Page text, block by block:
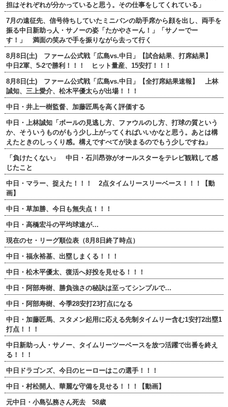
担はそれぞれが分かっていると思う。その仕事をしてくれている」
7月の遠征先、信号待ちしていたミニバンの助手席から顔を出し、両手を
振る中日新助っ人・サノーの姿「たかやさーん！」「サノーでー
す！」 満面の笑みで手を振りながら去って行く
8月8日(土) ファーム公式戦「広島vs.中日」【試合結果、打席結果】
中日2軍、5-2で勝利！！！ ヒット量産、15安打！！！
8月8日(土) ファーム公式戦「広島vs.中日」【全打席結果速報】 上林
誠知、三上愛介、松木平優太らが出場！！！
中日・井上一樹監督、加藤匠馬を高く評価する
中日・上林誠知「ボールの見逃し方、ファウルのし方、打球の質という
か、そういうものがもう少し上がってくればいいかなと思う。あとは構
えたときのしっくり感。構えですべてが決まるのでもう少しですね」
「負けたくない」 中日・石川昂弥がオールスターをテレビ観戦して感
じたこと
中日・マラー、捉えた！！！ 2点タイムリースリーベース！！！【動
画】
中日・草加勝、今日も無失点！！！
中日・高橋宏斗の平均球速が…
現在のセ・リーグ順位表（8月8日終了時点）
中日・福永裕基、出塁しまくる！！！
中日・松木平優太、復活へ好投を見せる！！！
中日・阿部寿樹、勝負強さの秘訣は至ってシンプルで…
中日・阿部寿樹、今季28安打23打点になる
中日・加藤匠馬、スタメン起用に応える先制タイムリー含む1安打2出塁1
打点！！！
中日新助っ人・サノー、タイムリーツーベースを放つ活躍で出番を終え
る！！！
中日ドラゴンズ、今日のヒーローはこの選手！！！
中日・村松開人、華麗な守備を見せる！！！【動画】
元中日・小島弘務さん死去 58歳